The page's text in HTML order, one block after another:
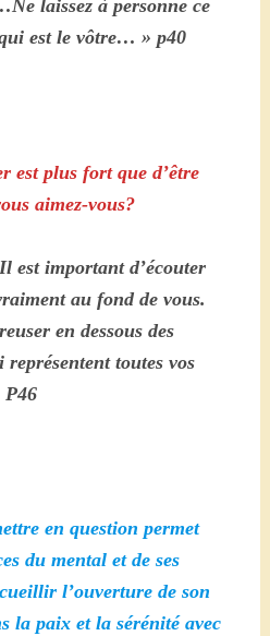
laissez à personne ce
est le vôtre… » p40
est plus fort que d’être
aimez-vous?
important d’écouter
au fond de vous.
en dessous des
représentent toutes vos
en question permet
du mental et de ses
l’ouverture de son
la paix et la sérénité avec